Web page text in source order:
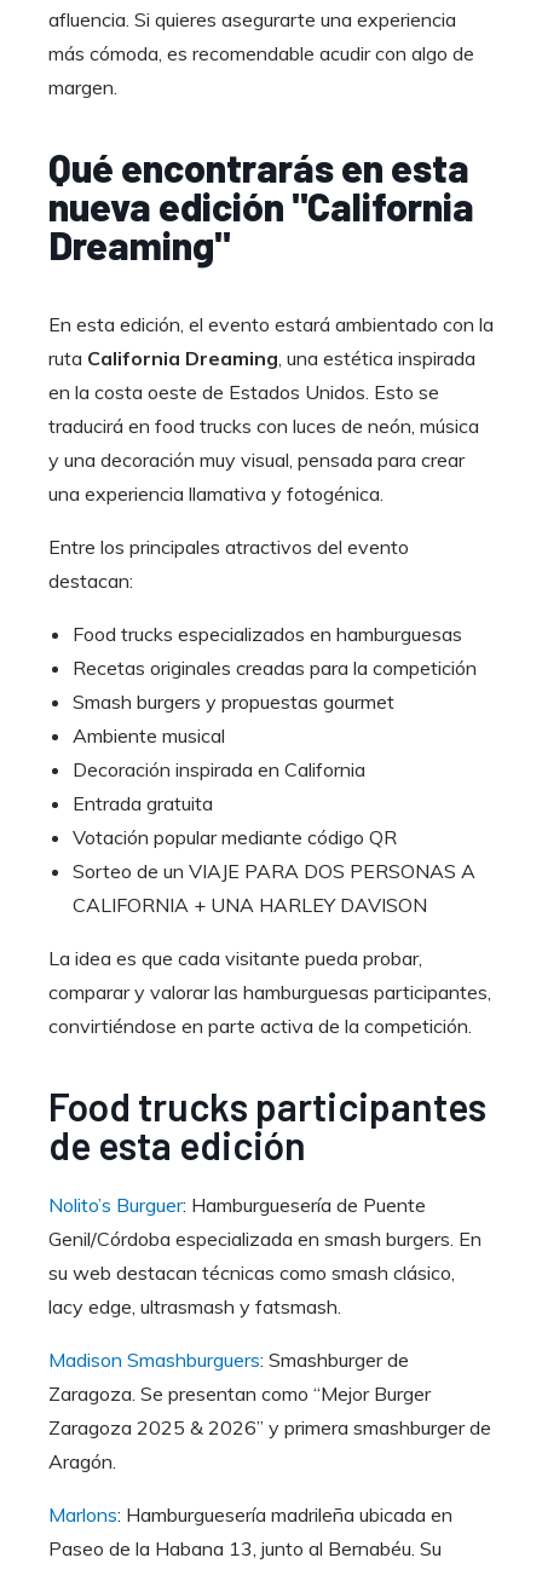
afluencia. Si quieres asegurarte una experiencia
más cómoda, es recomendable acudir con algo de
margen.
Qué encontrarás en esta
nueva edición "California
Dreaming"
En esta edición, el evento estará ambientado con la
ruta California Dreaming, una estética inspirada
en la costa oeste de Estados Unidos. Esto se
traducirá en food trucks con luces de neón, música
y una decoración muy visual, pensada para crear
una experiencia llamativa y fotogénica.
Entre los principales atractivos del evento
destacan:
Food trucks especializados en hamburguesas
Recetas originales creadas para la competición
Smash burgers y propuestas gourmet
Ambiente musical
Decoración inspirada en California
Entrada gratuita
Votación popular mediante código QR
Sorteo de un VIAJE PARA DOS PERSONAS A
CALIFORNIA + UNA HARLEY DAVISON
La idea es que cada visitante pueda probar,
comparar y valorar las hamburguesas participantes,
convirtiéndose en parte activa de la competición.
Food trucks participantes
de esta edición
Nolito’s Burguer: Hamburguesería de Puente
Genil/Córdoba especializada en smash burgers. En
su web destacan técnicas como smash clásico,
lacy edge, ultrasmash y fatsmash.
Madison Smashburguers: Smashburger de
Zaragoza. Se presentan como “Mejor Burger
Zaragoza 2025 & 2026” y primera smashburger de
Aragón.
Marlons: Hamburguesería madrileña ubicada en
Paseo de la Habana 13, junto al Bernabéu. Su